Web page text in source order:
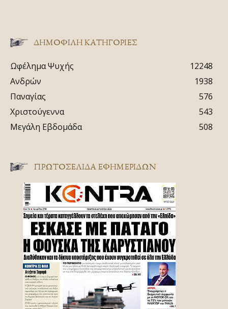
ΔΗΜΟΦΙΛΗ ΚΑΤΗΓΟΡΙΕΣ
Ωφέλημα Ψυχής
12248
Ανδρών
1938
Παναγίας
576
Χριστούγεννα
543
Μεγάλη Εβδομάδα
508
ΠΡΩΤΟΣΈΛΙΔΑ ΕΦΗΜΕΡΊΔΩΝ